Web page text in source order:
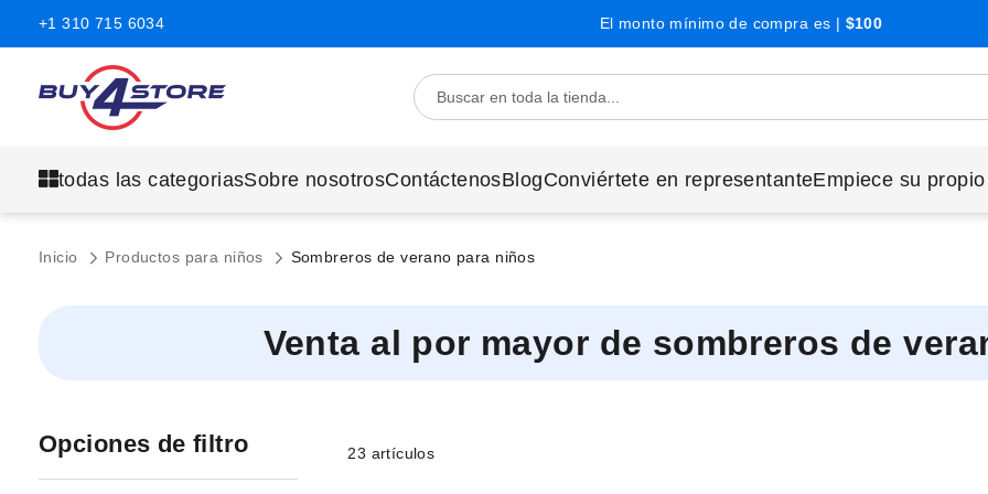
+1 310 715 6034 El monto mínimo de compra es | $100
todas las categoriasSobre nosotrosContáctenosBlogConviértete en representanteEmpiece su
Inicio Productos para niños Sombreros de verano para niños
Venta al por mayor de sombreros de
23 artículos
Opciones de filtro